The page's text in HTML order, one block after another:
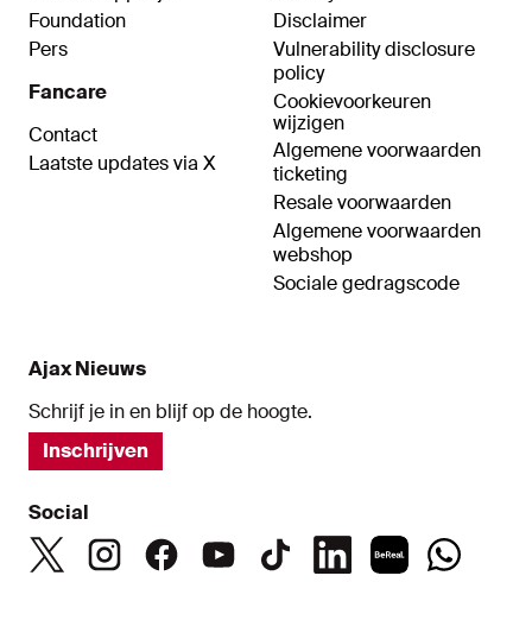
Foundation
Pers
Fancare
Contact
Laatste updates via X
Disclaimer
Vulnerability disclosure
policy
Cookievoorkeuren
wijzigen
Algemene voorwaarden
ticketing
Resale voorwaarden
Algemene voorwaarden
webshop
Sociale gedragscode
Ajax Nieuws
Schrijf je in en blijf op de hoogte.
Inschrijven
Social